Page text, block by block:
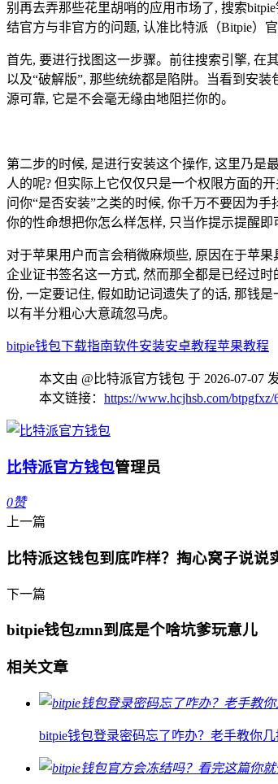
别再去弄那些花里胡哨的应用市场了, 搜索
结官方与非官方的问题, 认准比特派（Bitpie）
首先, 要进行找图这一步骤。前往搜索引擎, 在
以及“破解版”, 那些统统都是陷阱。当看到安
源可靠, 它是不会毫无缘由地阻拦你的。
第二步的时候, 是进行安装这个操作, 这里乃是
人的呢? 但实际上它仅仅只是一个权限方面的
问你“是否安装”之类的时候, 你千万不要因为
你的性命想把你怎么样怎样, 只当作提示提醒
对于苹果用户而言会稍微麻烦些, 原因在于苹
企业证书签名这一方式, 然而那全都是已经过
份, 一定要记住, 假如助记词遗失了的话, 那钱
以有半分粗心大意疏忽马虎。
bitpie钱包下载指南软件安装安卓教程苹果教程
本文由 @比特派官方钱包 于 2026-07-07
本文链接： https://www.hcjhsb.com/btpgfxz/
比特派官方钱包管理员
0赞
上一篇
比特派这钱包到底咋样？掏心窝子说说
下一篇
bitpie钱包zmn到底是个啥坑爹玩意儿
相关文章
bitpie钱包登录密码忘了咋办？老手教你几